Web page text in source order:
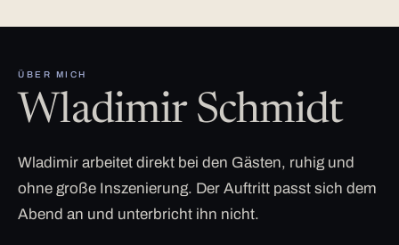
ÜBER MICH
Wladimir Schmidt
Wladimir arbeitet direkt bei den Gästen, ruhig und
ohne große Inszenierung. Der Auftritt passt sich dem
Abend an und unterbricht ihn nicht.